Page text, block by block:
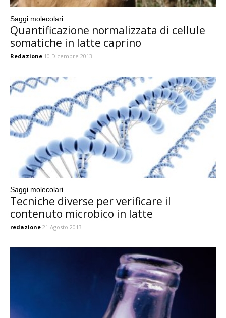
Saggi molecolari
Quantificazione normalizzata di cellule
somatiche in latte caprino
Redazione 10 Dicembre 2013
Saggi molecolari
Tecniche diverse per verificare il
contenuto microbico in latte
redazione 21 Agosto 2013